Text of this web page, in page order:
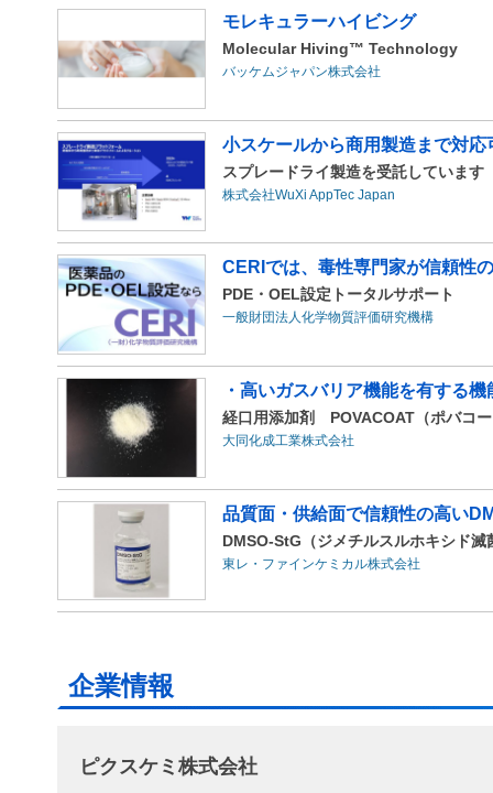
モレキュラーハイビング
Molecular Hiving™ Technology
バッケムジャパン株式会社
小スケールから商用製造まで対応
スプレードライ製造を受託しています
株式会社WuXi AppTec Japan
CERIでは、毒性専門家が信頼性
PDE・OEL設定トータルサポート
一般財団法人化学物質評価研究機構
・高いガスバリア機能を有する
経口用添加剤 POVACOAT（ポバコ
大同化成工業株式会社
品質面・供給面で信頼性の高い
DMSO-StG（ジメチルスルホキシド滅
東レ・ファインケミカル株式会社
企業情報
ピクスケミ株式会社